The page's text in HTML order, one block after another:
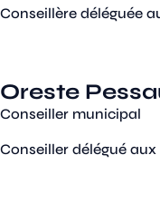
Conseillère déléguée
Oreste
Conseiller municipal
Conseiller délégué